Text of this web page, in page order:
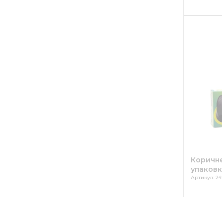
Артикул: